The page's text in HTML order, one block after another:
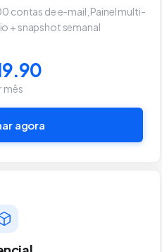
contas de e-mail, Painel multi-
+ snapshot semanal
mês
agora